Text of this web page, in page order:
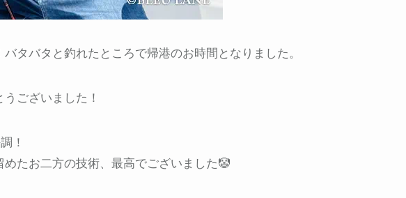
タバタと釣れたところで帰港のお時間となりました。
ございました！
！
めたお二方の技術、最高でございました🤡